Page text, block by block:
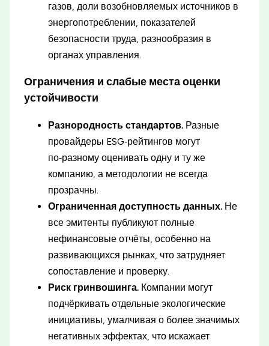
газов, доли возобновляемых источников в
энергопотреблении, показателей
безопасности труда, разнообразия в
органах управления.
Ограничения и слабые места оценки
устойчивости
Разнородность стандартов. Разные
провайдеры ESG‑рейтингов могут
по‑разному оценивать одну и ту же
компанию, а методологии не всегда
прозрачны.
Ограниченная доступность данных. Не
все эмитенты публикуют полные
нефинансовые отчёты, особенно на
развивающихся рынках, что затрудняет
сопоставление и проверку.
Риск гринвошинга. Компании могут
подчёркивать отдельные экологические
инициативы, умалчивая о более значимых
негативных эффектах, что искажает